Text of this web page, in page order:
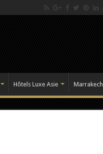
Hôtels Luxe Asie Marrakech